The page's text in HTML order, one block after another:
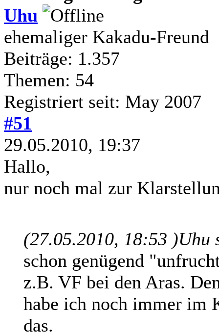
Uhu
ehemaliger Kakadu-Freund
Beiträge: 1.357
Themen: 54
Registriert seit: May 2007
#51
29.05.2010, 19:37
Hallo,
nur noch mal zur
(27.05.2010, 18:53 )Uhu
schon genügend
z.B. VF bei den Aras.
habe ich noch immer im
das.